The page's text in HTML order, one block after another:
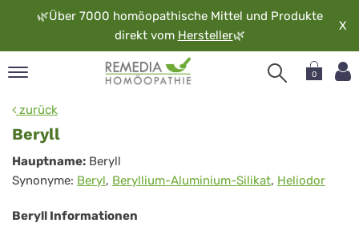
🌿Über 7000 homöopathische Mittel und Produkte
direkt vom Hersteller🌿
X
0
zurück
Beryll
Beryll
Hauptname: Beryll
Synonyme: Beryl, Beryllium-Aluminium-Silikat, Heliodor
Beryll Informationen